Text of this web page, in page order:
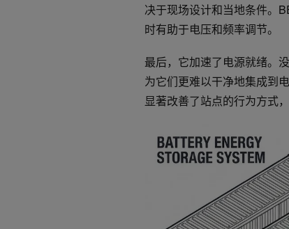
决于现场设计和当地条件。
时有助于电压和频率调节。
最后，它加速了电源就绪。
为它们更难以干净地集成到
显著改善了站点的行为方式